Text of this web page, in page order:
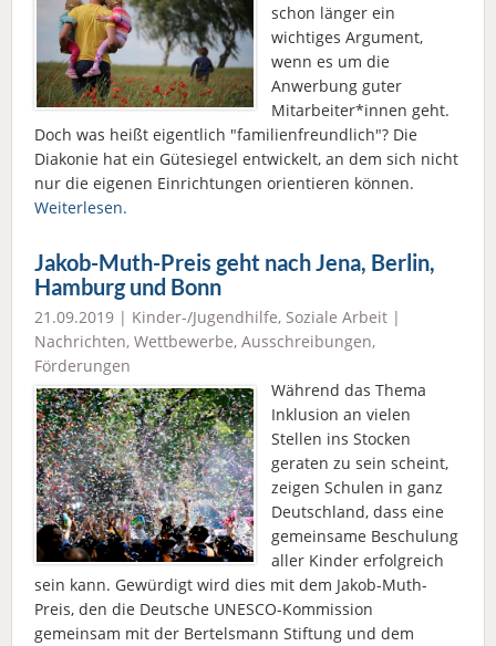
schon länger ein
wichtiges Argument,
wenn es um die
Anwerbung guter
Mitarbeiter*innen geht.
Doch was heißt eigentlich "familienfreundlich"? Die
Diakonie hat ein Gütesiegel entwickelt, an dem sich nicht
nur die eigenen Einrichtungen orientieren können.
Weiterlesen.
Jakob-Muth-Preis geht nach Jena, Berlin,
Hamburg und Bonn
21.09.2019 | Kinder-/Jugendhilfe, Soziale Arbeit |
Nachrichten, Wettbewerbe, Ausschreibungen,
Förderungen
Während das Thema
Inklusion an vielen
Stellen ins Stocken
geraten zu sein scheint,
zeigen Schulen in ganz
Deutschland, dass eine
gemeinsame Beschulung
aller Kinder erfolgreich
sein kann. Gewürdigt wird dies mit dem Jakob-Muth-
Preis, den die Deutsche UNESCO-Kommission
gemeinsam mit der Bertelsmann Stiftung und dem